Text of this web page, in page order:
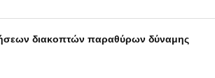
διακοπτών παραθύρων δύναμης